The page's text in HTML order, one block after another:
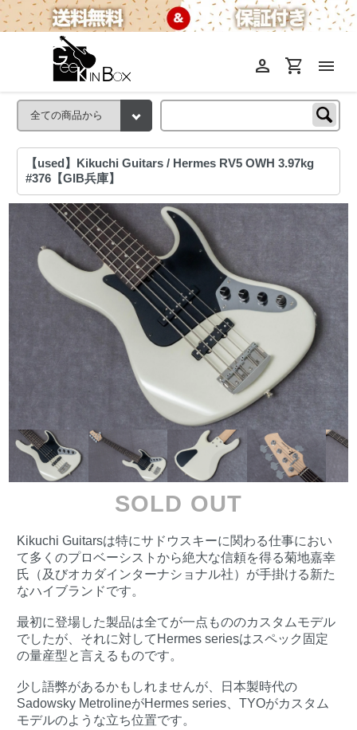
menu
shopping_cart
person
【used】Kikuchi Guitars / Hermes RV5 OWH 3.97kg
#376【GIB兵庫】
SOLD OUT
Kikuchi Guitarsは特にサドウスキーに関わる仕事におい
て多くのプロベーシストから絶大な信頼を得る菊地嘉幸
氏（及びオカダインターナショナル社）が手掛ける新た
なハイブランドです。
最初に登場した製品は全てが一点もののカスタムモデル
でしたが、それに対してHermes seriesはスペック固定
の量産型と言えるものです。
少し語弊があるかもしれませんが、日本製時代の
Sadowsky MetrolineがHermes series、TYOがカスタム
モデルのような立ち位置です。